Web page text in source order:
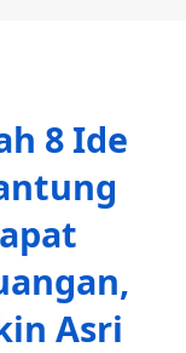
8 Ide
Asri